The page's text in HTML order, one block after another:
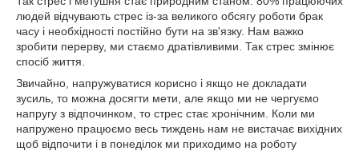
людей відчувають стрес із-за великого обсягу роботи брак
часу і необхідності постійно бути на зв'язку. Нам важко
зробити перерву, ми стаємо дратівливими. Так стрес змінює
спосіб життя.
Звичайно, напружуватися корисно і якщо не докладати
зусиль, то можна досягти мети, але якщо ми не чергуємо
напругу з відпочинком, то стрес стає хронічним. Коли ми
напружено працюємо весь тиждень нам не вистачає вихідних
щоб відпочити і в понеділок ми приходимо на роботу